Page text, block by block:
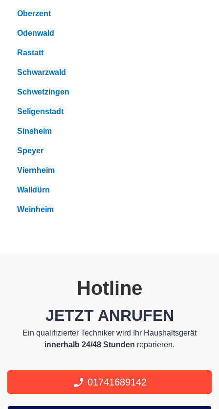
Oberzent
Odenwald
Rastatt
Schwarzwald
Schwetzingen
Seligenstadt
Sinsheim
Speyer
Viernheim
Walldürn
Weinheim
Hotline
JETZT ANRUFEN
Ein qualifizierter Techniker wird Ihr Haushaltsgerät
innerhalb 24/48 Stunden reparieren.
01741689142